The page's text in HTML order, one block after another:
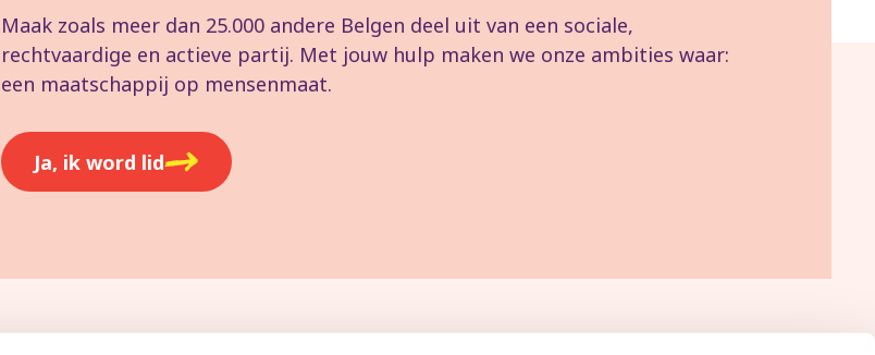
Maak zoals meer dan 25.000 andere Belgen deel uit van een sociale,
rechtvaardige en actieve partij. Met jouw hulp maken we onze ambities waar:
een maatschappij op mensenmaat.
Ja, ik word lid